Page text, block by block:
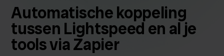
Automatische koppeling
tussen Lightspeed en al je
tools via Zapier